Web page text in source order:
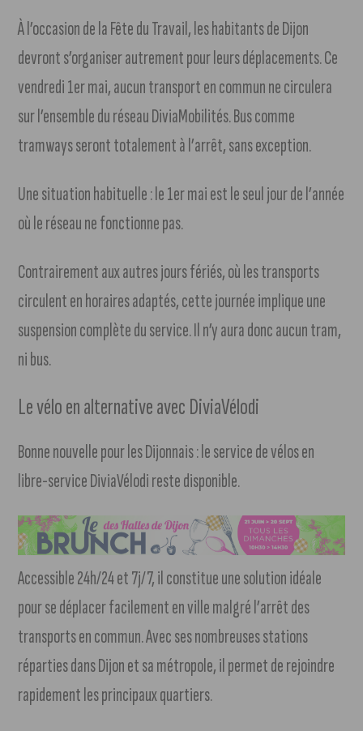
À l’occasion de la Fête du Travail, les habitants de Dijon
devront s’organiser autrement pour leurs déplacements. Ce
vendredi 1er mai, aucun transport en commun ne circulera
sur l’ensemble du réseau DiviaMobilités. Bus comme
tramways seront totalement à l’arrêt, sans exception.
Une situation habituelle : le 1er mai est le seul jour de l’année
où le réseau ne fonctionne pas.
Contrairement aux autres jours fériés, où les transports
circulent en horaires adaptés, cette journée implique une
suspension complète du service. Il n’y aura donc aucun tram,
ni bus.
Le vélo en alternative avec DiviaVélodi
Bonne nouvelle pour les Dijonnais : le service de vélos en
libre-service DiviaVélodi reste disponible.
Accessible 24h/24 et 7j/7, il constitue une solution idéale
pour se déplacer facilement en ville malgré l’arrêt des
transports en commun. Avec ses nombreuses stations
réparties dans Dijon et sa métropole, il permet de rejoindre
rapidement les principaux quartiers.